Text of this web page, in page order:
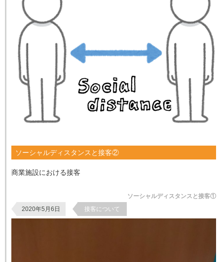
ソーシャルディスタンスと接客②
商業施設における接客
ソーシャルディスタンスと接客①
2020年5月6日
接客について